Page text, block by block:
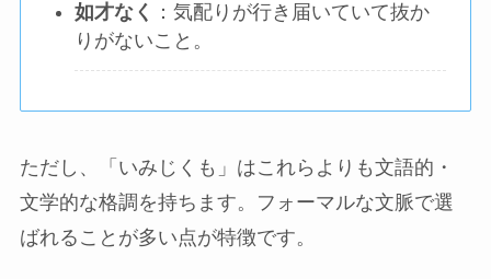
如才なく
：気配りが行き届いていて抜か
りがないこと。
ただし、「いみじくも」はこれらよりも文語的・
文学的な格調を持ちます。フォーマルな文脈で選
ばれることが多い点が特徴です。